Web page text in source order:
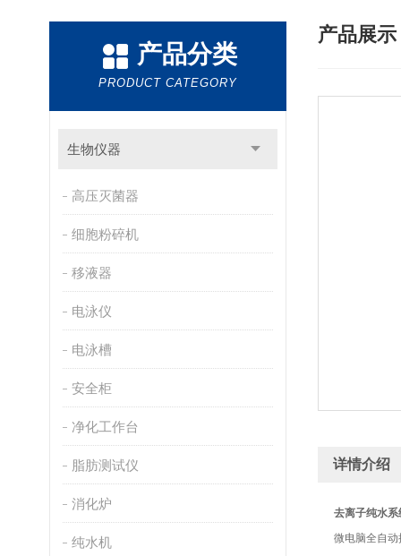
产品分类
PRODUCT CATEGORY
生物仪器
高压灭菌器
细胞粉碎机
移液器
电泳仪
电泳槽
安全柜
净化工作台
脂肪测试仪
消化炉
纯水机
产品展示
详情介绍
去离子纯水系
微电脑全自